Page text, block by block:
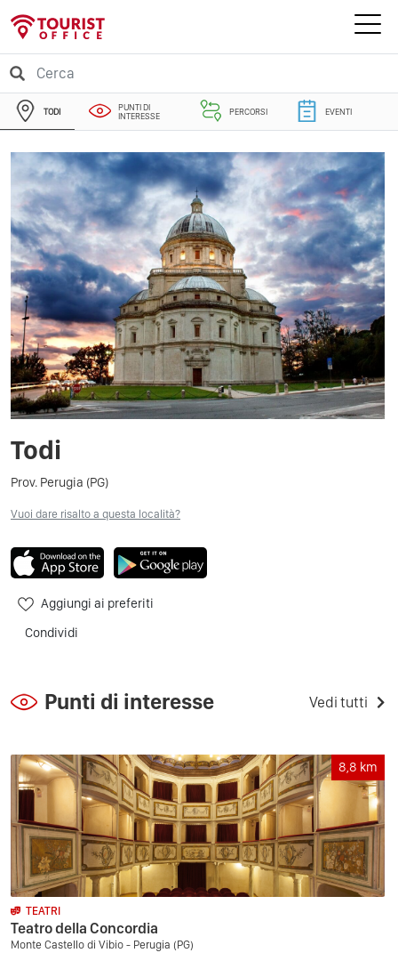
TODI
PUNTI DI
INTERESSE
PERCORSI EVENTI
Todi
Prov. Perugia (PG)
Vuoi dare risalto a questa località?
Aggiungi ai preferiti
Condividi
Punti di interesse Vedi tutti
8,8 km
TEATRI
Teatro della Concordia
Monte Castello di Vibio - Perugia (PG)